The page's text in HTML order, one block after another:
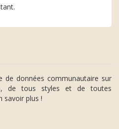
de données communautaire sur
de tous styles et de toutes
savoir plus !